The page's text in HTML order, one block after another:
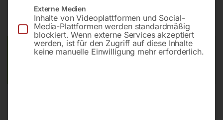
inkl. MwSt. Kostenloser Versand
Lieferzeit:Auf Nachfrage
Versandkosten Standard (Österreich):€0,00
Externe Medien
Inhalte von Videoplattformen und Social-
Media-Plattformen werden standardmäßig
blockiert. Wenn externe Services akzeptiert
werden, ist für den Zugriff auf diese Inhalte
keine manuelle Einwilligung mehr erforderlich.